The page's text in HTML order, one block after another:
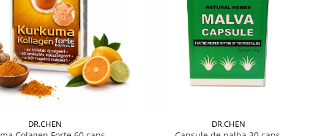
DR.CHEN DR.CHEN